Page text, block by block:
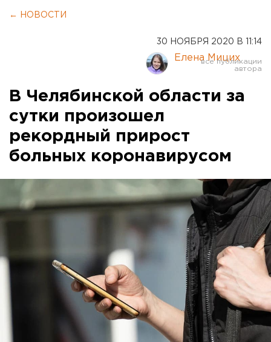
← НОВОСТИ
30 НОЯБРЯ 2020 В 11:14
Елена Мицих
В Челябинской области за
сутки произошел
рекордный прирост
больных коронавирусом